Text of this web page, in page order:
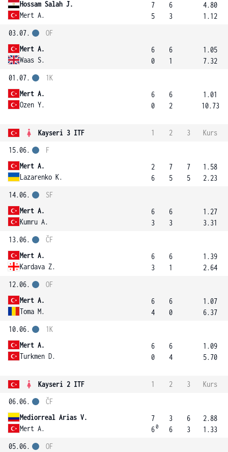
Hossam Salah J.
Mert A.
7
5
6
3
4.80
1.12
03.07.
Mert A.
Waas S.
OF
6
0
6
1
1.05
7.32
01.07.
Mert A.
Ozen Y.
1K
6
0
6
2
1.01
10.73
Kayseri 3 ITF 1 2 3
Kurs
15.06.
Mert A.
Lazarenko K.
F
2
6
7
5
7
5
1.58
2.23
14.06.
Mert A.
Kumru A.
SF
6
3
6
3
1.27
3.31
13.06.
Mert A.
Kardava Z.
ČF
6
3
6
1
1.39
2.64
12.06.
Mert A.
Toma M.
OF
6
4
6
0
1.07
6.37
10.06.
Mert A.
Turkmen D.
1K
6
0
6
4
1.09
5.70
Kayseri 2 ITF 1 2 3
Kurs
06.06.
Mediorreal Arias V.
Mert A.
ČF
7
60
3
6
6
3
2.88
1.33
05.06.
OF